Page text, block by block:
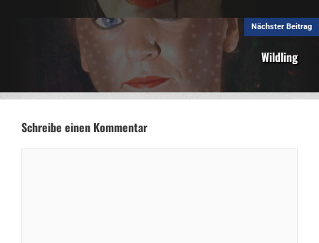
Nächster Beitrag
Wildling
Schreibe einen Kommentar